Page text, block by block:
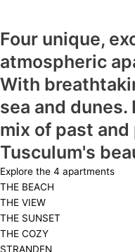
Four unique,
atmospheric
With
sea and
mix of past
Tusculum's
Explore the 4 apartments
THE BEACH
THE VIEW
THE SUNSET
THE COZY
STRANDEN